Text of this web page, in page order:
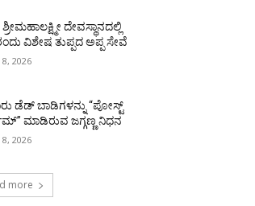
ದೇವಸ್ಥಾನದಲ್ಲಿ
ವಿಶೇಷ ತುಪ್ಪದ ಅಪ್ಪ ಸೇವೆ
2026
ಡೆಡ್ ಬಾಡಿಗಳನ್ನು “ಪೋಸ್ಟ್
ಮಾಡಿರುವ ಜಗ್ಗಣ್ಣ ನಿಧನ
2026
more